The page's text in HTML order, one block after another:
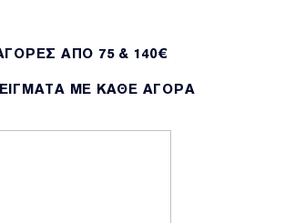
ΑΠΌ 75 & 140€
ΜΕ ΚΑΘΕ ΑΓΟΡΑ